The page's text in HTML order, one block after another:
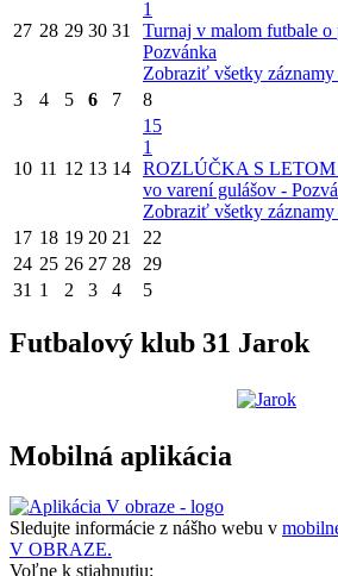
27 28 29 30 31
1
Turnaj v malom futbale o
Pozvánka
Zobraziť všetky záznamy
3 4 5 6 7 8
10 11 12 13 14
15
1
ROZLÚČKA S LETOM
vo varení gulášov -
Zobraziť všetky záznamy
17 18 19 20 21 22
24 25 26 27 28 29
31 1 2 3 4 5
Futbalový klub 31 Jarok
Mobilná aplikácia
Sledujte informácie z nášho webu v
V OBRAZE.
Voľne k stiahnutiu: